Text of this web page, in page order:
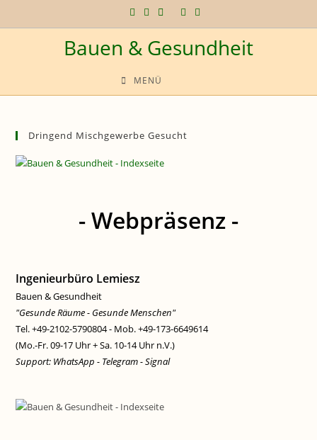
Inhalt
Bauen & Gesundheit
MENÜ
Dringend Mischgewerbe Gesucht
- Webpräsenz -
Ingenieurbüro Lemiesz
Bauen & Gesundheit
"Gesunde Räume - Gesunde Menschen"
Tel. +49-2102-5790804 - Mob. +49-173-6649614
(Mo.-Fr. 09-17 Uhr + Sa. 10-14 Uhr n.V.)
Support: WhatsApp - Telegram - Signal